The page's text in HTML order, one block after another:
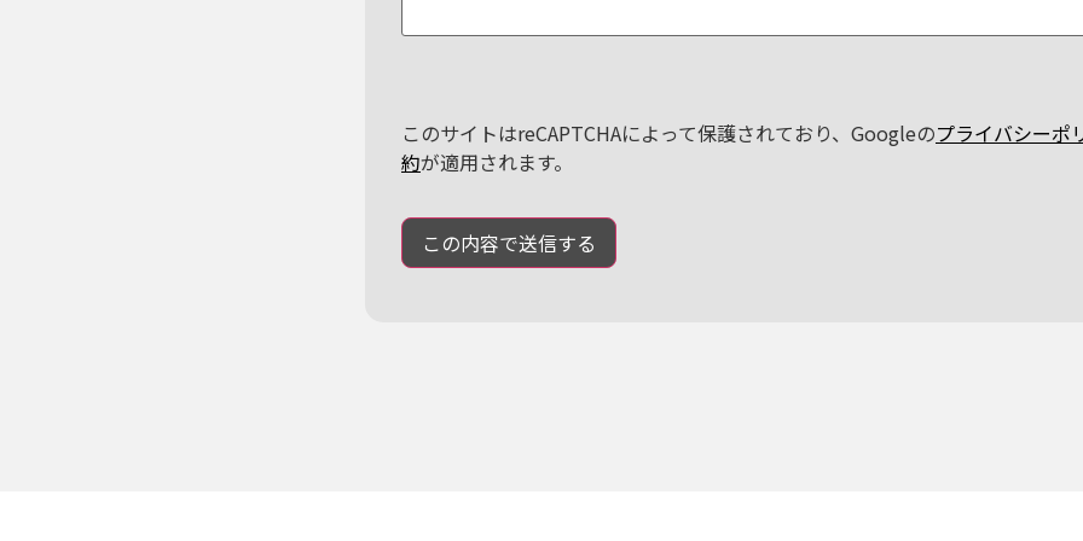
このサイトはreCAPTCHAによって保護されており、Googleのプライバシーポ
約が適用されます。